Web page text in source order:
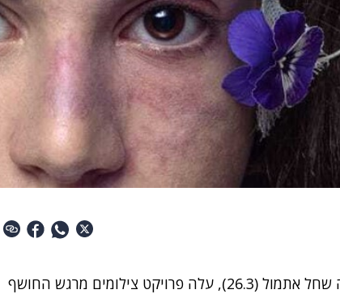
לרגל יום המודעות למחלת האפילפסיה שחל אתמול (26.3), עלה פרויקט צילומים מרגש החושף